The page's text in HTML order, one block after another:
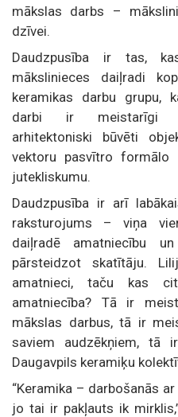
mākslas darbs –
dzīvei.
Daudzpusība ir tas,
mākslinieces daiļradi
keramikas darbu grupu,
darbi ir meistarīgi
arhitektoniski būvēti
vektoru pasvītro formālo
jutekliskumu.
Daudzpusība ir arī
raksturojums – viņa
daiļradē amatniecību
pārsteidzot skatītāju.
amatnieci, taču kas
amatniecība? Tā ir
mākslas darbus, tā ir
saviem audzēkņiem, tā
Daugavpils keramiķu
“Keramika – darbošanās
jo tai ir pakļauts ik